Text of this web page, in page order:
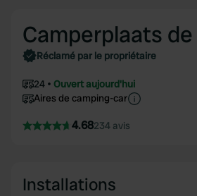
Camperplaats de
Réclamé par le propriétaire
24
Ouvert aujourd'hui
Aires de camping-car
4.68234 avis
Installations